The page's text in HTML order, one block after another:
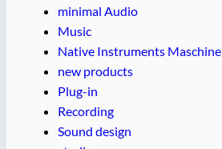
minimal Audio
Music
Native Instruments Maschine
new products
Plug-in
Recording
Sound design